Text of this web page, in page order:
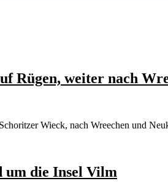
Rügen, weiter nach
Wieck, nach Wreechen und
um die Insel Vilm